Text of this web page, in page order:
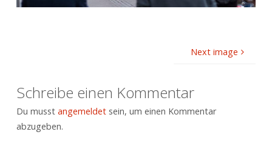
Next image
Schreibe einen Kommentar
Du musst angemeldetsein, um einen Kommentar
abzugeben.